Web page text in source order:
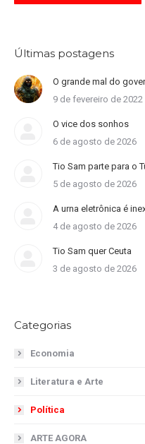
Últimas postagens
O grande mal do
9 de fevereiro de 2022
O vice dos sonhos
6 de agosto de 2026
Tio Sam parte para o
5 de agosto de 2026
A urna eletrônica é
4 de agosto de 2026
Tio Sam quer Ceuta
3 de agosto de 2026
Categorias
Economia
Literatura e Arte
Política
ARTE AGORA